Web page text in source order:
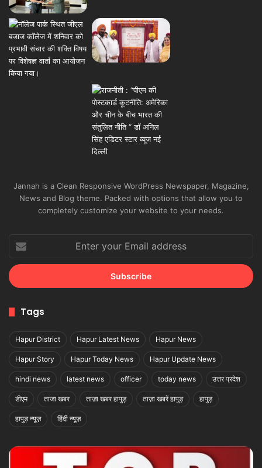
Jannah is a Clean Responsive WordPress Newspaper, Magazine,
News and Blog theme. Packed with options that allow you to
completely customize your website to your needs.
your
Email
address
Tags
Hapur District Hapur Latest News Hapur News
Hapur Story Hapur Today News Hapur Update News
hindi news latest news officer today news उत्तर प्रदेश
डीएम ताजा खबर ताज़ा खबर हापुड़ ताज़ा खबरें हापुड़ हापुड़
हापुड़ न्यूज़ हिंदी न्यूज़